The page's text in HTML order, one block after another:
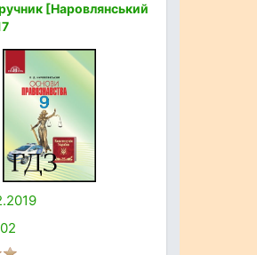
[Наровлянський